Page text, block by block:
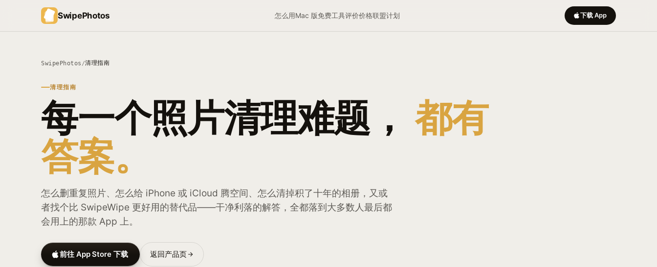
SwipePhotos 怎么用Mac 版免费工具评价价格联盟计划 下载 App
SwipePhotos /清理指南
清理指南
每一个照片清理难题， 都有
答案。
怎么删重复照片、怎么给 iPhone 或 iCloud 腾空间、怎么清掉积了十年的相册，又或
者找个比 SwipeWipe 更好用的替代品——干净利落的解答，全都落到大多数人最后都
会用上的那款 App 上。
前往 App Store 下载 返回产品页